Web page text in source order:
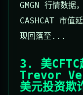
GMGN 行情数
CASHCAT 市值
现回落至...
3. 美CFTC
Trevor
美元投资欺